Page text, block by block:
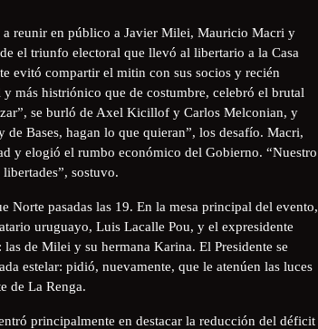
reunir en público a Javier Milei, Mauricio Macri y
el triunfo electoral que llevó al libertario a la Casa
evitó compartir el mitin con sus socios y recién
más histriónico que de costumbre, celebró el brutal
se burló de Axel Kicillof y Carlos Melconian, y
Bases, hagan lo que quieran”, los desafío. Macri,
y elogió el rumbo económico del Gobierno. “Nuestro
sostuvo.
Norte pasadas las 19. En la mesa principal del evento,
uruguayo, Luis Lacalle Pou, y el expresidente
de Milei y su hermana Karina. El Presidente se
estelar: pidió, nuevamente, que le atenúen las luces
de La Renga.
principalmente en destacar la reducción del déficit